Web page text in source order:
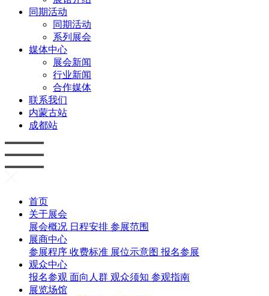
同期活动
同期活动
系列展会
媒体中心
展会新闻
行业新闻
合作媒体
联系我们
内蒙古站
成都站
首页
关于展会
展会概况 日程安排 参展范围
展商中心
参展程序 收费标准 展位示意图 报名参展
观众中心
报名参观 面向人群 观众须知 参观指南
展览场馆